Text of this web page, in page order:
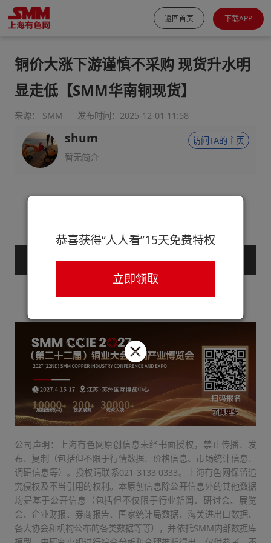
返回首页 下载APP
铜价大涨下游谨慎不采购 现货升水明
显走低【SMM华南铜现货】
来源： SMM 发布时间：2025-12-01 11:58
shum
暂无简介
访问TA的主页
— 购买服务后查看全文 —
已购买用户请登录
公司声明：上海有色网原创信息未经书面授权，禁止传播、发
布、复制（包括但不限于行情数据、价格信息、市场统计信息、
调研信息等）。授权请联系021-3133 0333。上海有色网保留追
究侵权及不当引用的权利。本原创信息除公开信息外的其他数据
均是基于公开信息（包括但不仅限于行业新闻、研讨会、展览
会、企业财报、券商报告、国家统计局数据、海关进出口数据、
各大协会和机构公布的各类数据等等），并依托SMM内部数据库
恭喜获得“人人看”15天免费特权
立即领取